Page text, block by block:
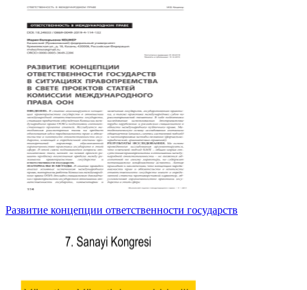
Развитие концепции ответственности государств